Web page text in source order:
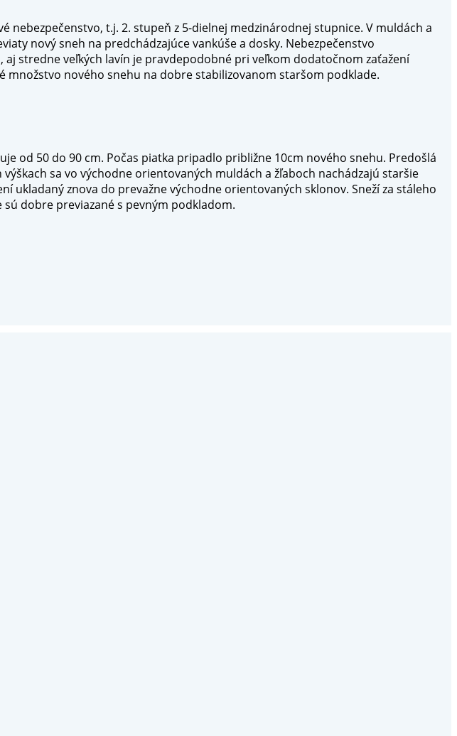
nebezpečenstvo, t.j. 2. stupeň z 5-dielnej medzinárodnej stupnice. V muldách a
nový sneh na predchádzajúce vankúše a dosky. Nebezpečenstvo
stredne veľkých lavín je pravdepodobné pri veľkom dodatočnom zaťažení
množstvo nového snehu na dobre stabilizovanom staršom podklade.
od 50 do 90 cm. Počas piatka pripadlo približne 10cm nového snehu. Predošlá
sa vo východne orientovaných muldách a žľaboch nachádzajú staršie
znova do prevažne východne orientovaných sklonov. Sneží za stáleho
dobre previazané s pevným podkladom.